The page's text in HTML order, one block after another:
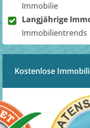
Immobilie
Langjährige
Immobilientrends
Kostenlose